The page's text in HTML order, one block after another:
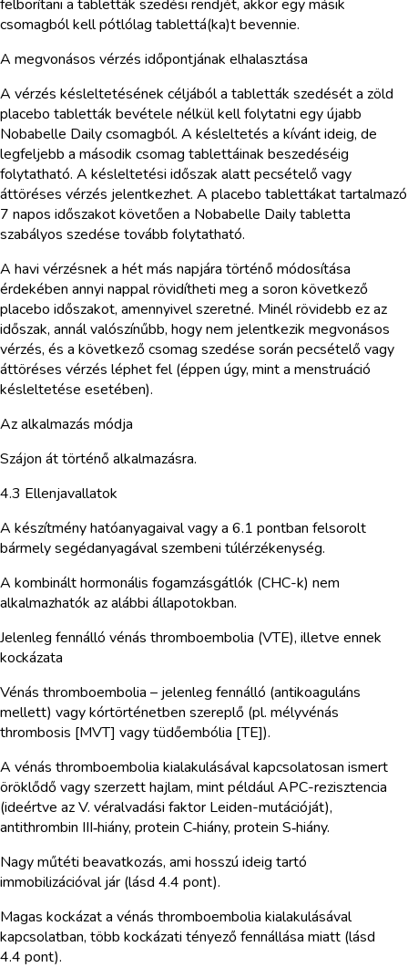
felborítani a tabletták szedési rendjét, akkor egy másik
csomagból kell pótlólag tablettá(ka)t bevennie.
A megvonásos vérzés időpontjának elhalasztása
A vérzés késleltetésének céljából a tabletták szedését a zöld
placebo tabletták bevétele nélkül kell folytatni egy újabb
Nobabelle Daily csomagból. A késleltetés a kívánt ideig, de
legfeljebb a második csomag tablettáinak beszedéséig
folytatható. A késleltetési időszak alatt pecsételő vagy
áttöréses vérzés jelentkezhet. A placebo tablettákat tartalmazó
7 napos időszakot követően a Nobabelle Daily tabletta
szabályos szedése tovább folytatható.
A havi vérzésnek a hét más napjára történő módosítása
érdekében annyi nappal rövidítheti meg a soron következő
placebo időszakot, amennyivel szeretné. Minél rövidebb ez az
időszak, annál valószínűbb, hogy nem jelentkezik megvonásos
vérzés, és a következő csomag szedése során pecsételő vagy
áttöréses vérzés léphet fel (éppen úgy, mint a menstruáció
késleltetése esetében).
Az alkalmazás módja
Szájon át történő alkalmazásra.
4.3 Ellenjavallatok
A készítmény hatóanyagaival vagy a 6.1 pontban felsorolt
bármely segédanyagával szembeni túlérzékenység.
A kombinált hormonális fogamzásgátlók (CHC-k) nem
alkalmazhatók az alábbi állapotokban.
Jelenleg fennálló vénás thromboembolia (VTE), illetve ennek
kockázata
Vénás thromboembolia – jelenleg fennálló (antikoaguláns
mellett) vagy kórtörténetben szereplő (pl. mélyvénás
thrombosis [MVT] vagy tüdőembólia [TE]).
A vénás thromboembolia kialakulásával kapcsolatosan ismert
öröklődő vagy szerzett hajlam, mint például APC-rezisztencia
(ideértve az V. véralvadási faktor Leiden-mutációját),
antithrombin III‑hiány, protein C‑hiány, protein S‑hiány.
Nagy műtéti beavatkozás, ami hosszú ideig tartó
immobilizációval jár (lásd 4.4 pont).
Magas kockázat a vénás thromboembolia kialakulásával
kapcsolatban, több kockázati tényező fennállása miatt (lásd
4.4 pont).